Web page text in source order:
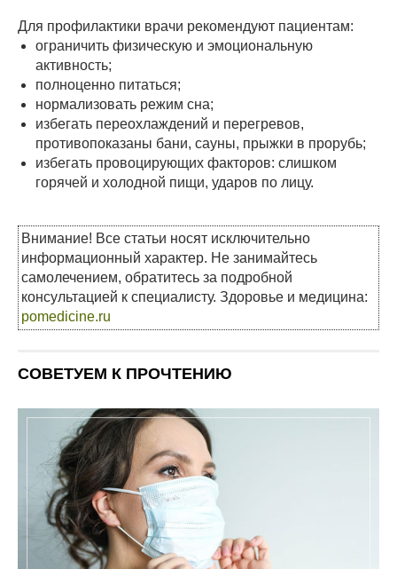
Для профилактики врачи рекомендуют пациентам:
ограничить физическую и эмоциональную
активность;
полноценно питаться;
нормализовать режим сна;
избегать переохлаждений и перегревов,
противопоказаны бани, сауны, прыжки в прорубь;
избегать провоцирующих факторов: слишком
горячей и холодной пищи, ударов по лицу.
Внимание! Все статьи носят исключительно
информационный характер. Не занимайтесь
самолечением, обратитесь за подробной
консультацией к специалисту. Здоровье и медицина:
pomedicine.ru
СОВЕТУЕМ К ПРОЧТЕНИЮ